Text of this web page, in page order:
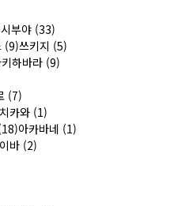
시부야 (33)
(9)쓰키지 (5)
하바라 (9)
(7)
카와 (1)
아카바네 (1)
바 (2)